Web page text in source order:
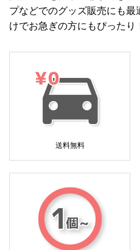
プなどでのグッズ販売にも
けでお急ぎの方にもぴったり
送料無料